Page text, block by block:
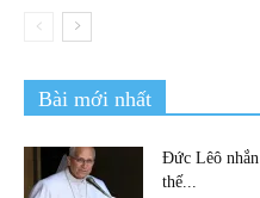
Bài mới nhất
Đức Lêô
thế...